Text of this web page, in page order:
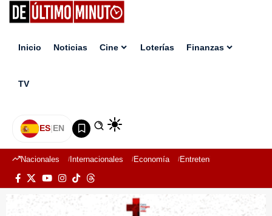
Inicio Noticias Cine Loterías Finanzas
TV
ES|EN
Nacionales Internacionales Economía Entretenimiento